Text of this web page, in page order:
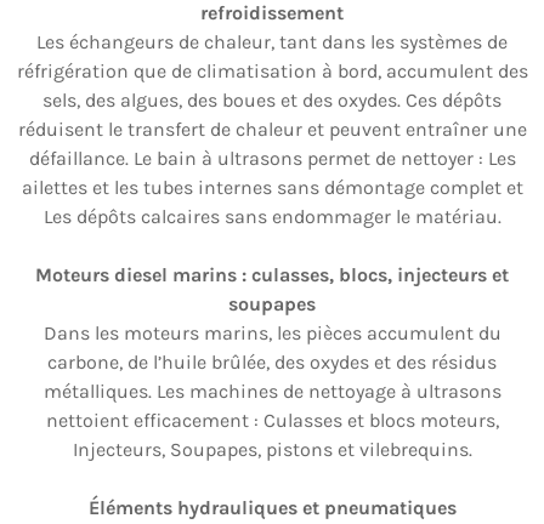
refroidissement
Les échangeurs de chaleur, tant dans les systèmes de
réfrigération que de climatisation à bord, accumulent des
sels, des algues, des boues et des oxydes. Ces dépôts
réduisent le transfert de chaleur et peuvent entraîner une
défaillance. Le bain à ultrasons permet de nettoyer : Les
ailettes et les tubes internes sans démontage complet et
Les dépôts calcaires sans endommager le matériau.
Moteurs diesel marins : culasses, blocs, injecteurs et
soupapes
Dans les moteurs marins, les pièces accumulent du
carbone, de l’huile brûlée, des oxydes et des résidus
métalliques. Les machines de nettoyage à ultrasons
nettoient efficacement : Culasses et blocs moteurs,
Injecteurs, Soupapes, pistons et vilebrequins.
Éléments hydrauliques et pneumatiques